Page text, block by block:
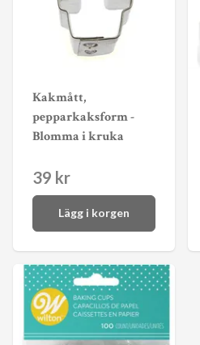
Kakmått,
pepparkaksform -
Blomma i kruka
39 kr
Lägg i korgen